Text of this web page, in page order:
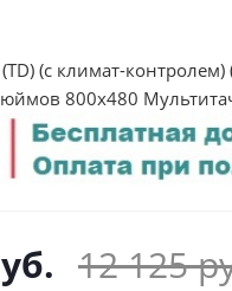
(с климат-
800х480
12 125